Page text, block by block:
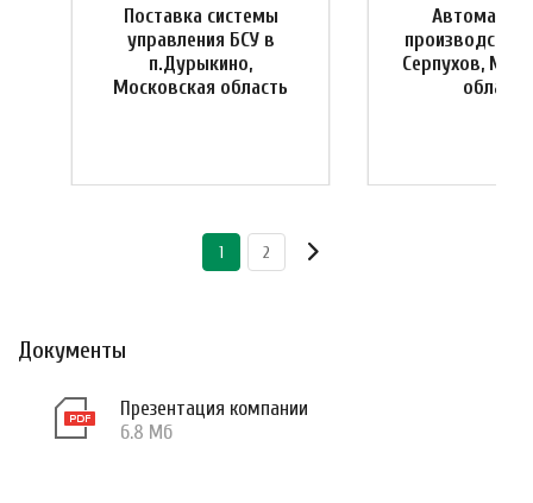
Поставка системы
управления БСУ в
п.Дурыкино,
Московская область
производства
Серпухов,
область
1 2
Документы
Презентация компании
6.8 Мб